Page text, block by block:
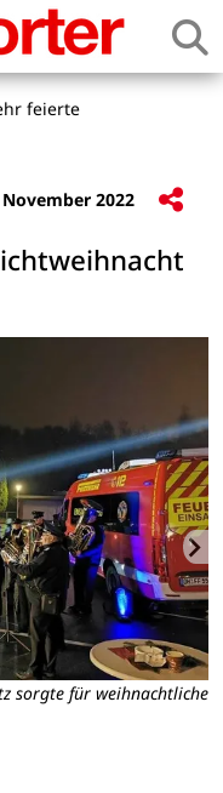
feierte
2022
sorgte für weihnachtliche